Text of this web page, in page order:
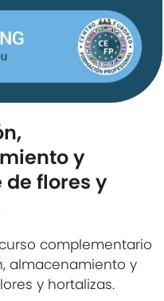
y
flores y
complementario
almacenamiento y
y hortalizas.